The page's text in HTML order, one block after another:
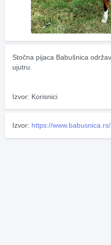
Stočna pijaca Babušnica
ujutru.
Izvor: Korisnici
Izvor: https://www.babusnica.rs/